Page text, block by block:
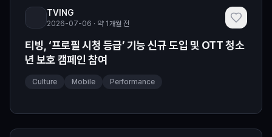
TVING
2026-07-06 · 약 1개월 전
티빙, ‘프로필 시청 등급’ 기능 신규 도입 및 OTT 청소
년 보호 캠페인 참여
Culture Mobile Performance